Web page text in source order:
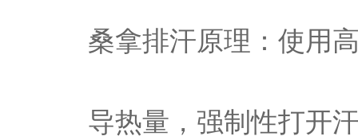
桑拿排汗原理：使用
导热量，强制性打开